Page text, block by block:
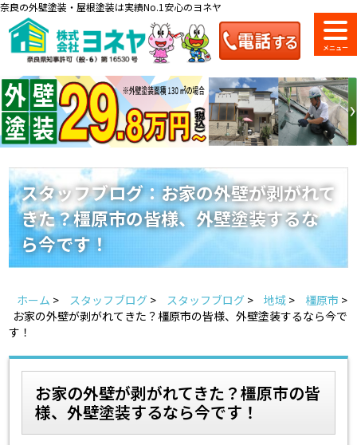
奈良の外壁塗装・屋根塗装は実績No.1安心のヨネヤ
料金一覧 会社案内 ショールーム
のご紹介
来店予約 お問い合わせ
お見積り お電話
ヨネヤの施工実績
Home お客様の声
スタッフ紹介 よくあるご質問
スタッフブログ 屋根リフォームについて
スタッフブログ：お家の外壁が剥がれて
きた？橿原市の皆様、外壁塗装するな
ら今です！
ホーム > スタッフブログ > スタッフブログ > 地域 > 橿原市 >
お家の外壁が剥がれてきた？橿原市の皆様、外壁塗装するなら今で
す！
お家の外壁が剥がれてきた？橿原市の皆
様、外壁塗装するなら今です！